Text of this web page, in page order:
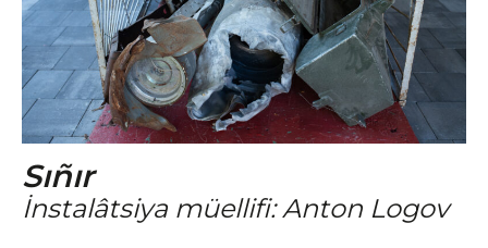
Sıñır
İnstalâtsiya müellifi: Anton Logov